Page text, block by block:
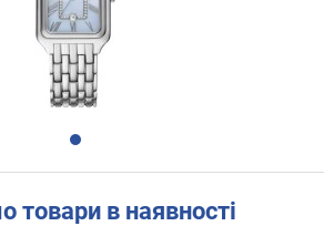
товари в наявності